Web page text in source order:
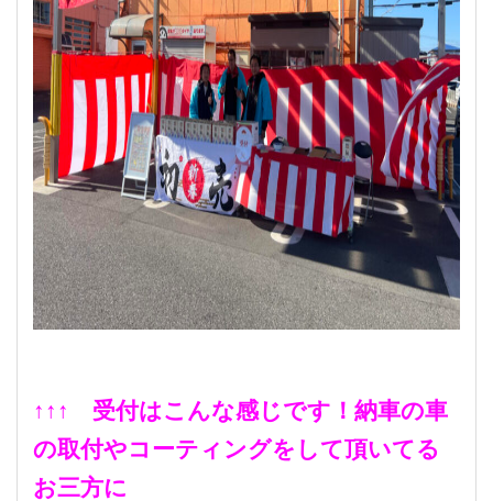
↑↑↑ 受付はこんな感じです！納車の車
の取付やコーティングをして頂いてる
お三方に